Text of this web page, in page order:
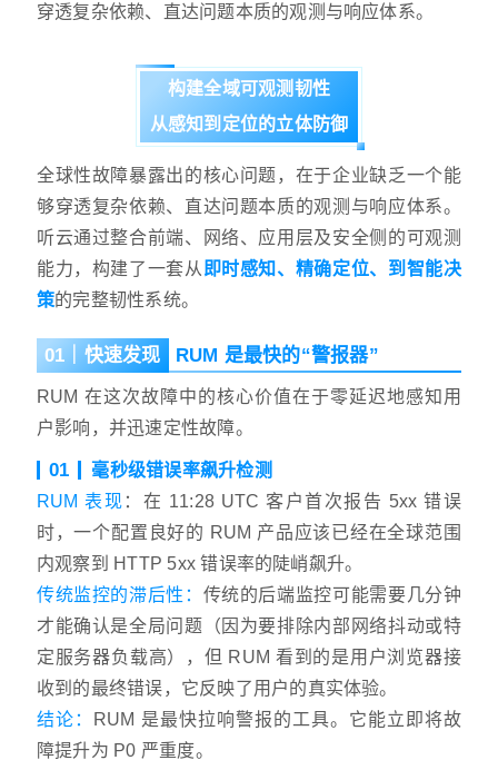
穿透复杂依赖、直达问题本质的观测与响应体系。
构建全域可观测韧性
从感知到定位的立体防御
全球性故障暴露出的核心问题，在于企业缺乏一个能
够穿透复杂依赖、直达问题本质的观测与响应体系。
听云通过整合前端、网络、应用层及安全侧的可观测
能力，构建了一套从 即时感知、精确定位、到智能决
策的完整韧性系统。
01｜快速发现 RUM 是最快的“警报器”
RUM 在这次故障中的核心价值在于零延迟地感知用
户影响，并迅速定性故障。
01
毫秒级错误率飙升检测
RUM 表现 ：在 11:28 UTC 客户首次报告 5xx 错误
时，一个配置良好的 RUM 产品应该已经在全球范围
内观察到 HTTP 5xx 错误率的陡峭飙升。
传统监控的滞后性： 传统的后端监控可能需要几分钟
才能确认是全局问题（因为要排除内部网络抖动或特
定服务器负载高），但 RUM 看到的是用户浏览器接
收到的最终错误，它反映了用户的真实体验。
结论：
RUM 是最快拉响警报的工具。它能立即将故
障提升为 P0 严重度。